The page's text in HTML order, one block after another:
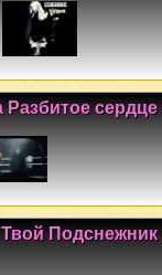
сердце
Подснежник